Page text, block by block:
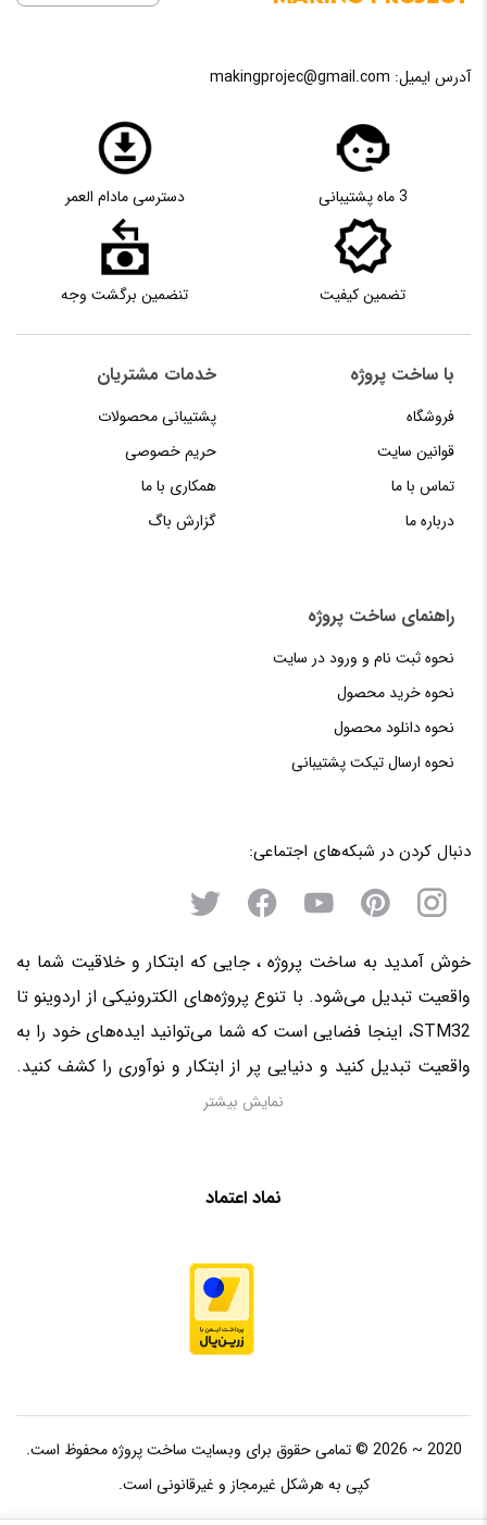
آدرس ایمیل: makingprojec@gmail.com
3 ماه پشتیبانی دسترسی مادام العمر
تضمین کیفیت تنضمین برگشت وجه
با ساخت پروژه
فروشگاه
قوانین سایت
تماس با ما
درباره ما
خدمات مشتریان
پشتیبانی محصولات
حریم خصوصی
همکاری با ما
گزارش باگ
راهنمای‌‌ ساخت‌ پروژه
نحوه‌ ثبت‌ نام و ورود در سایت
نحوه خرید محصول
نحوه دانلود محصول
نحوه‌ ارسال‌ تیکت‌ پشتیبانی
دنبال کردن در شبکه‌های اجتماعی:
خوش آمدید به ساخت پروژه ، جایی که ابتکار و خلاقیت شما به
واقعیت تبدیل می‌شود. با تنوع پروژه‌های الکترونیکی از اردوینو تا
STM32، اینجا فضایی است که شما می‌توانید ایده‌های خود را به
واقعیت تبدیل کنید و دنیایی پر از ابتکار و نوآوری را کشف کنید.
منتظر حضور فعال شما در این سرزمین الکترونیکی هستیم!
نمایش بیشتر
نماد اعتماد
2020 ~ 2026 © تمامی حقوق برای وبسایت ساخت پروژه محفوظ است.
کپی به هرشکل غیرمجاز و غیرقانونی است.